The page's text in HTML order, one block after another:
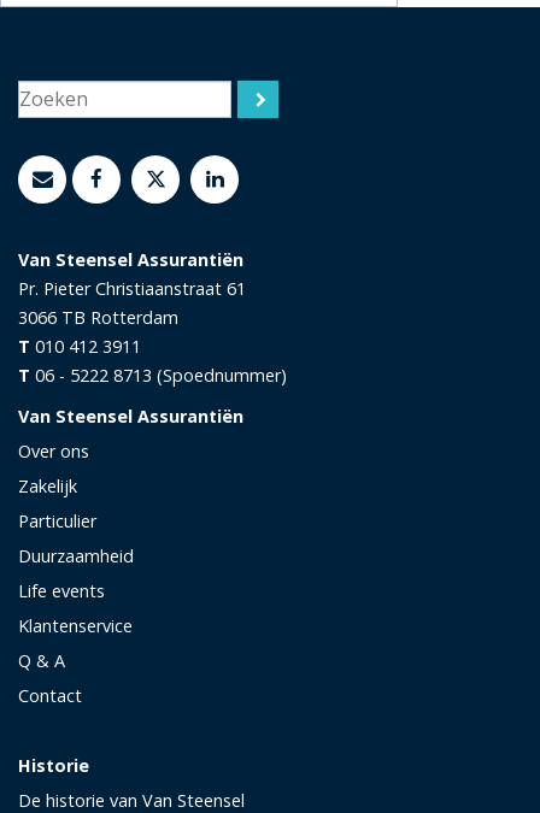
Van Steensel Assurantiën
Pr. Pieter Christiaanstraat 61
3066 TB Rotterdam
T 010 412 3911
T 06 - 5222 8713 (Spoednummer)
Van Steensel Assurantiën
Over ons
Zakelijk
Particulier
Duurzaamheid
Life events
Klantenservice
Q & A
Contact
Historie
De historie van Van Steensel